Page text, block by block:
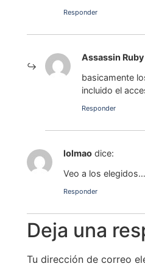
Responder
Assassin Ruby
basicamente
incluido el
Responder
lolmao dice:
Veo a los elegidos…
Responder
Deja una
Tu dirección de correo